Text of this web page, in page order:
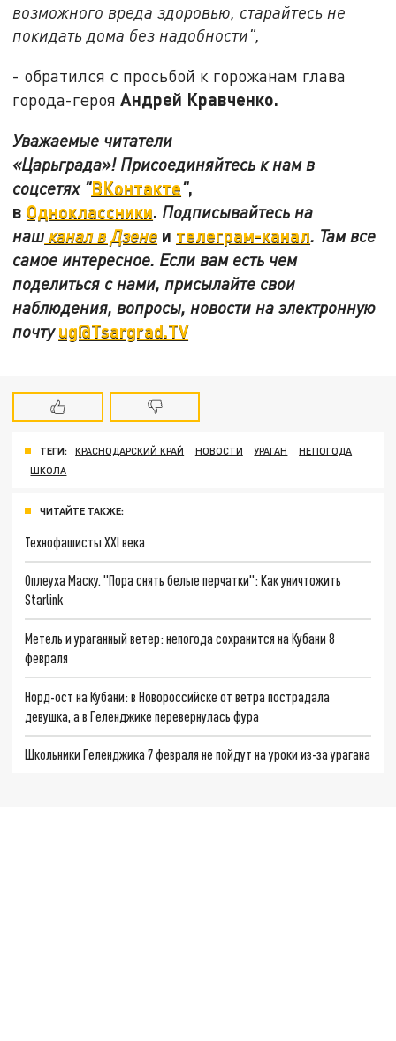
возможного вреда здоровью, старайтесь не
покидать дома без надобности",
- обратился с просьбой к горожанам глава
города-герояАндрей Кравченко.
Уважаемые читатели
«Царьграда»! Присоединяйтесь к нам в
соцсетях "ВКонтакте",
в Одноклассники. Подписывайтесь на
нашканал в Дзене и телеграм-канал. Там все
самое интересное. Если вам есть чем
поделиться с нами, присылайте свои
наблюдения, вопросы, новости на электронную
почтуug@Tsargrad.TV
ТЕГИ: КРАСНОДАРСКИЙ КРАЙ НОВОСТИ УРАГАН
НЕПОГОДА
ШКОЛА
ЧИТАЙТЕ ТАКЖЕ:
Технофашисты XXI века
Оплеуха Маску. "Пора снять белые перчатки": Как уничтожить
Starlink
Метель и ураганный ветер: непогода сохранится на Кубани 8
февраля
Норд-ост на Кубани: в Новороссийске от ветра пострадала
девушка, а в Геленджике перевернулась фура
Школьники Геленджика 7 февраля не пойдут на уроки из-за урагана